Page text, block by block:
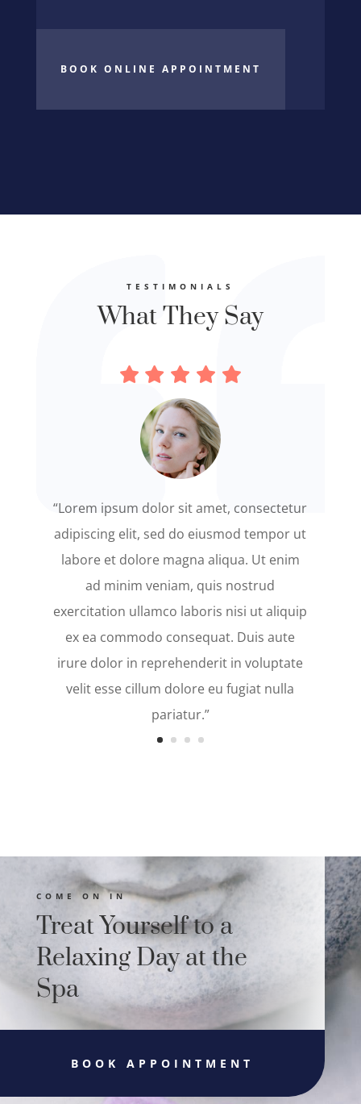
BOOK ONLINE APPOINTMENT
TESTIMONIALS
What They Say
“Lorem ipsum dolor sit amet, consectetur
adipiscing elit, sed do eiusmod tempor ut
labore et dolore magna aliqua. Ut enim
ad minim veniam, quis nostrud
exercitation ullamco laboris nisi ut aliquip
ex ea commodo consequat. Duis aute
irure dolor in reprehenderit in voluptate
velit esse cillum dolore eu fugiat nulla
pariatur.”
COME ON IN
Treat Yourself to a
Relaxing Day at the
Spa
BOOK APPOINTMENT